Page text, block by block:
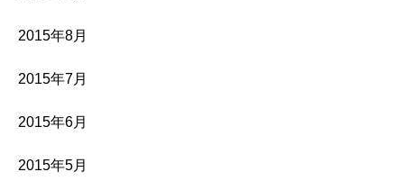
2015年8月
2015年7月
2015年6月
2015年5月